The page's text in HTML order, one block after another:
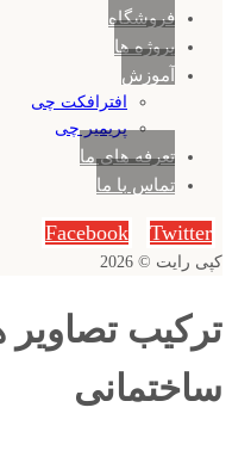
فروشگاه
پروژه ها
آموزش
افترافکت چی
پریمیر چی
تعرفه های ما
تماس با ما
Facebook Twitter
کپی رایت © 2026
ترکیب تصاویر
ساختمانی